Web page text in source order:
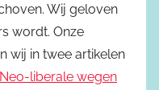
Wij geloven
wordt. Onze
wij in twee artikelen
Neo-liberale wegen